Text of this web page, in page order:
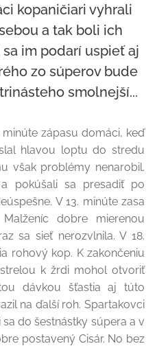
kopaničiari vyhrali
a tak boli ich
im podarí uspieť aj
zo súperov bude
smolnejší...
zápasu domáci, keď
hlavou loptu do stredu
však problémy nenarobil.
pokúšali sa presadiť po
V 13. minúte zasa
dobre mierenou
sa sieť nerozvlnila. V 18.
rohový kop. K zakončeniu
k žrdi mohol otvoriť
dávkou šťastia aj túto
na ďalší roh. Spartakovci
do šestnástky súpera a v
postavený Cisár. No bez